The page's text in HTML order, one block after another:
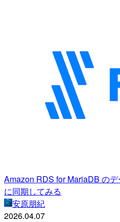
Amazon RDS for MariaDB の
に同期してみる
安原朋紀
2026.04.07